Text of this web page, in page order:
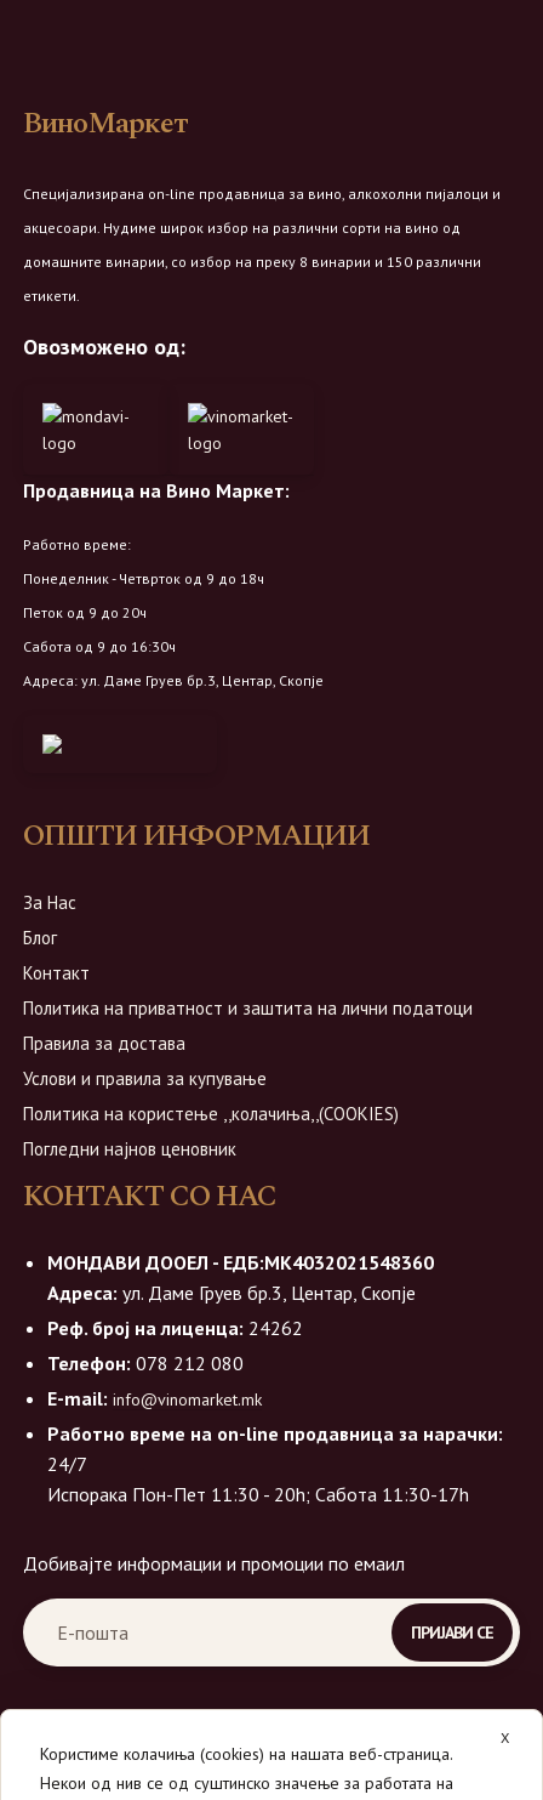
ВиноМаркет
Специјализирана on-line продавница за вино, алкохолни пијалоци и
акцесоари. Нудиме широк избор на различни сорти на вино од
домашните винарии, со избор на преку 8 винарии и 150 различни
етикети.
Овозможено од:
Продавница на Вино Маркет:
Работно време:
Понеделник - Четврток од 9 до 18ч
Петок од 9 до 20ч
Сабота од 9 до 16:30ч
Адреса: ул. Даме Груев бр.3, Центар, Скопје
ОПШТИ ИНФОРМАЦИИ
За Нас
Блог
Контакт
Политика на приватност и заштита на лични податоци
Правила за достава
Услови и правила за купување
Политика на користење ,,колачиња,,(COOKIES)
Погледни најнов ценовник
КОНТАКТ СО НАС
МОНДАВИ ДООЕЛ - ЕДБ:МК4032021548360
Адреса: ул. Даме Груев бр.3, Центар, Скопје
Реф. број на лиценца: 24262
Телефон: 078 212 080
E-mail: info@vinomarket.mk
Работно време на on-line продавница за нарачки:
24/7
Испорака Пон-Пет 11:30 - 20h; Сабота 11:30-17h
Добивајте информации и промоции по емаил
X
Користиме колачиња (cookies) на нашата веб-страница.
Некои од нив се од суштинско значење за работата на